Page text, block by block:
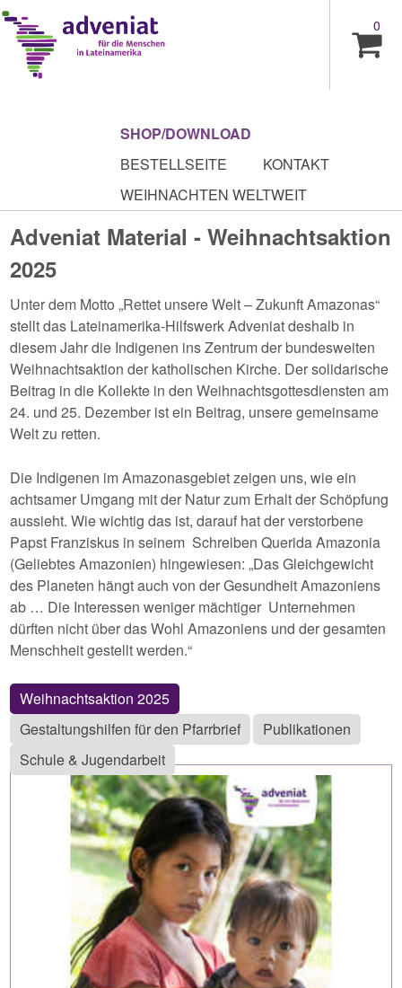
0
SHOP/DOWNLOAD
BESTELLSEITE
KONTAKT
WEIHNACHTEN WELTWEIT
Adveniat Material - Weihnachtsaktion
2025
Unter dem Motto „Rettet unsere Welt – Zukunft Amazonas“
stellt das Lateinamerika-Hilfswerk Adveniat deshalb in
diesem Jahr die Indigenen ins Zentrum der bundesweiten
Weihnachtsaktion der katholischen Kirche. Der solidarische
Beitrag in die Kollekte in den Weihnachtsgottesdiensten am
24. und 25. Dezember ist ein Beitrag, unsere gemeinsame
Welt zu retten.
Die Indigenen im Amazonasgebiet zeigen uns, wie ein
achtsamer Umgang mit der Natur zum Erhalt der Schöpfung
aussieht. Wie wichtig das ist, darauf hat der verstorbene
Papst Franziskus in seinem Schreiben Querida Amazonia
(Geliebtes Amazonien) hingewiesen: „Das Gleichgewicht
des Planeten hängt auch von der Gesundheit Amazoniens
ab … Die Interessen weniger mächtiger Unternehmen
dürften nicht über das Wohl Amazoniens und der gesamten
Menschheit gestellt werden.“
Weihnachtsaktion 2025
Gestaltungshilfen für den Pfarrbrief
Publikationen
Schule & Jugendarbeit